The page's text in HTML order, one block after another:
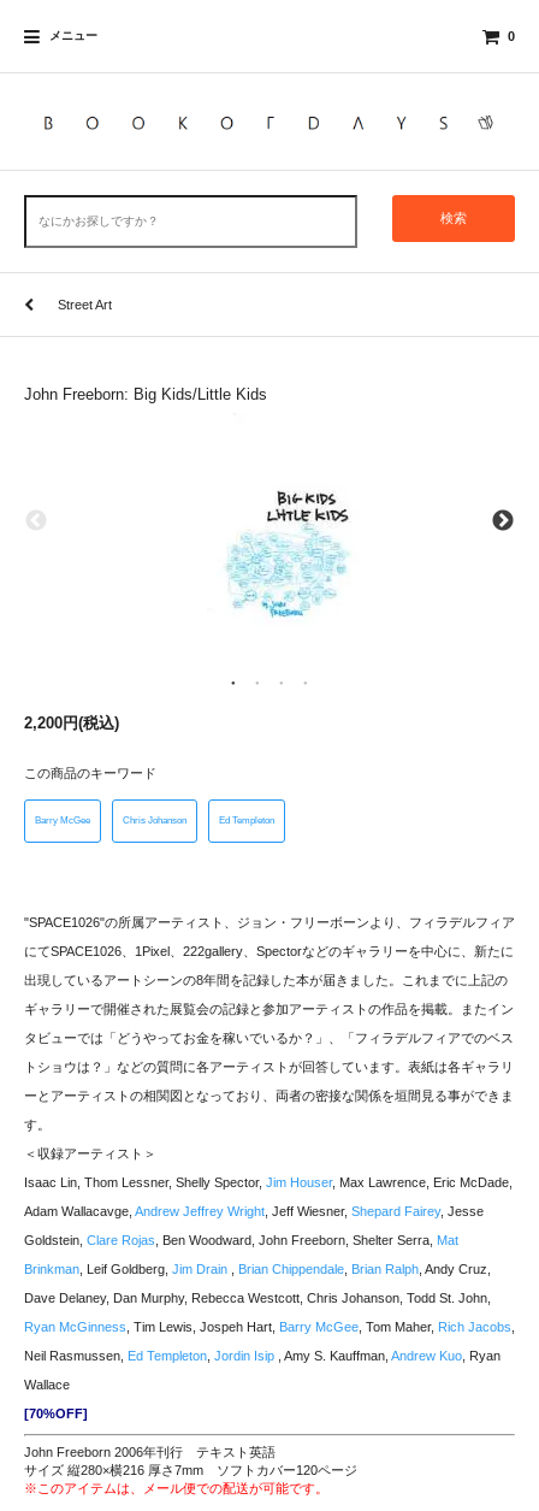
メニュー 0
検索
Street Art
John Freeborn: Big Kids/Little Kids
2,200円(税込)
この商品のキーワード
Barry McGee Chris Johanson Ed Templeton
"SPACE1026"の所属アーティスト、ジョン・フリーボーンより、フィラデルフィア
にてSPACE1026、1Pixel、222gallery、Spectorなどのギャラリーを中心に、新たに
出現しているアートシーンの8年間を記録した本が届きました。これまでに上記の
ギャラリーで開催された展覧会の記録と参加アーティストの作品を掲載。またイン
タビューでは「どうやってお金を稼いでいるか？」、「フィラデルフィアでのベス
トショウは？」などの質問に各アーティストが回答しています。表紙は各ギャラリ
ーとアーティストの相関図となっており、両者の密接な関係を垣間見る事ができま
す。
＜収録アーティスト＞
Isaac Lin, Thom Lessner, Shelly Spector, Jim Houser, Max Lawrence, Eric McDade,
Adam Wallacavge, Andrew Jeffrey Wright , Jeff Wiesner, Shepard Fairey, Jesse
Goldstein, Clare Rojas , Ben Woodward, John Freeborn, Shelter Serra, Mat
Brinkman , Leif Goldberg, Jim Drain Brian Chippendale Brian Ralph , Andy Cruz,
Dave Delaney, Dan Murphy, Rebecca Westcott, Chris Johanson, Todd St. John,
Ryan McGinness , Tim Lewis, Jospeh Hart, Barry McGee , Tom Maher, Rich Jacobs
Neil Rasmussen, Ed Templeton Jordin Isip , Amy S. Kauffman, Andrew Kuo , Ryan
Wallace
[70%OFF]
John Freeborn 2006年刊行 テキスト英語
サイズ 縦280×横216 厚さ7mm ソフトカバー120ページ
※このアイテムは、メール便での配送が可能です。